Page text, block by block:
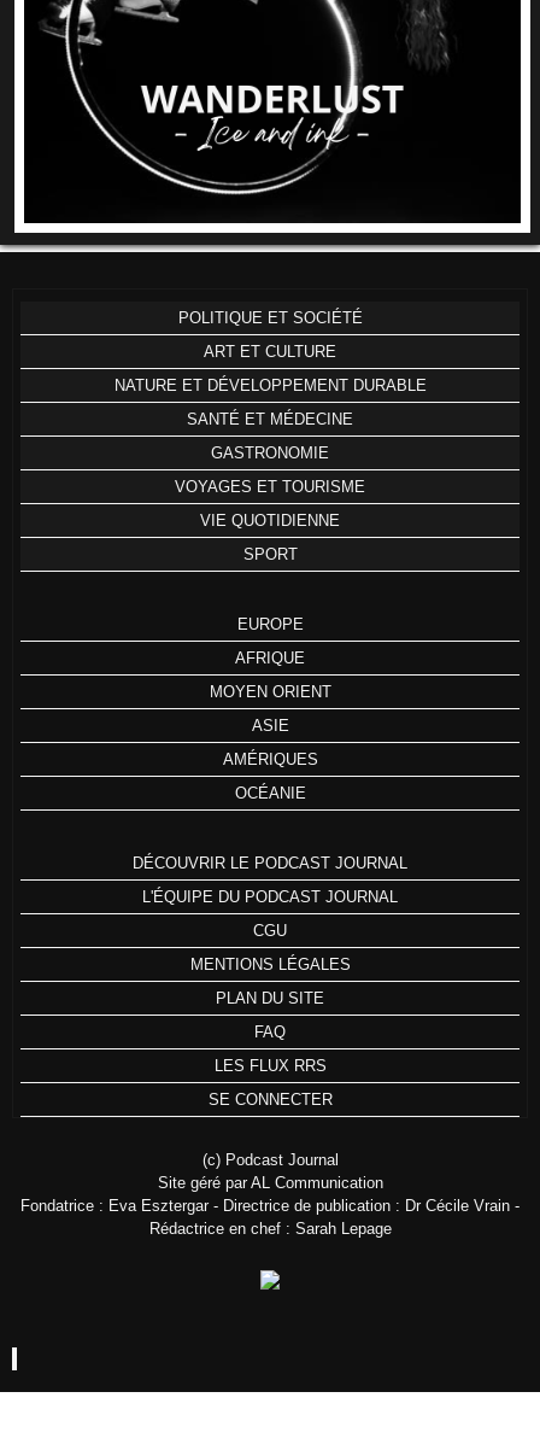
POLITIQUE ET SOCIÉTÉ
ART ET CULTURE
NATURE ET DÉVELOPPEMENT DURABLE
SANTÉ ET MÉDECINE
GASTRONOMIE
VOYAGES ET TOURISME
VIE QUOTIDIENNE
SPORT
EUROPE
AFRIQUE
MOYEN ORIENT
ASIE
AMÉRIQUES
OCÉANIE
DÉCOUVRIR LE PODCAST JOURNAL
L'ÉQUIPE DU PODCAST JOURNAL
CGU
MENTIONS LÉGALES
PLAN DU SITE
FAQ
LES FLUX RRS
SE CONNECTER
(c) Podcast Journal
Site géré par AL Communication
Fondatrice : Eva Esztergar - Directrice de publication : Dr Cécile Vrain -
Rédactrice en chef : Sarah Lepage